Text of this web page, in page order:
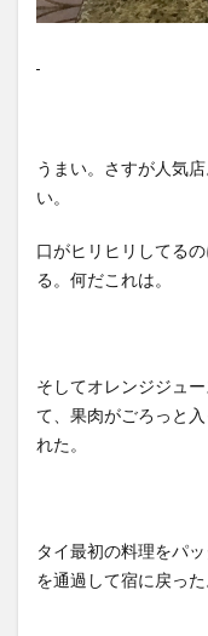
うまい。さすが人気
い。
口がヒリヒリしてる
る。何だこれは。
そしてオレンジジュ
て、果肉がごろっと
れた。
タイ最初の料理をパ
を通過して宿に戻った